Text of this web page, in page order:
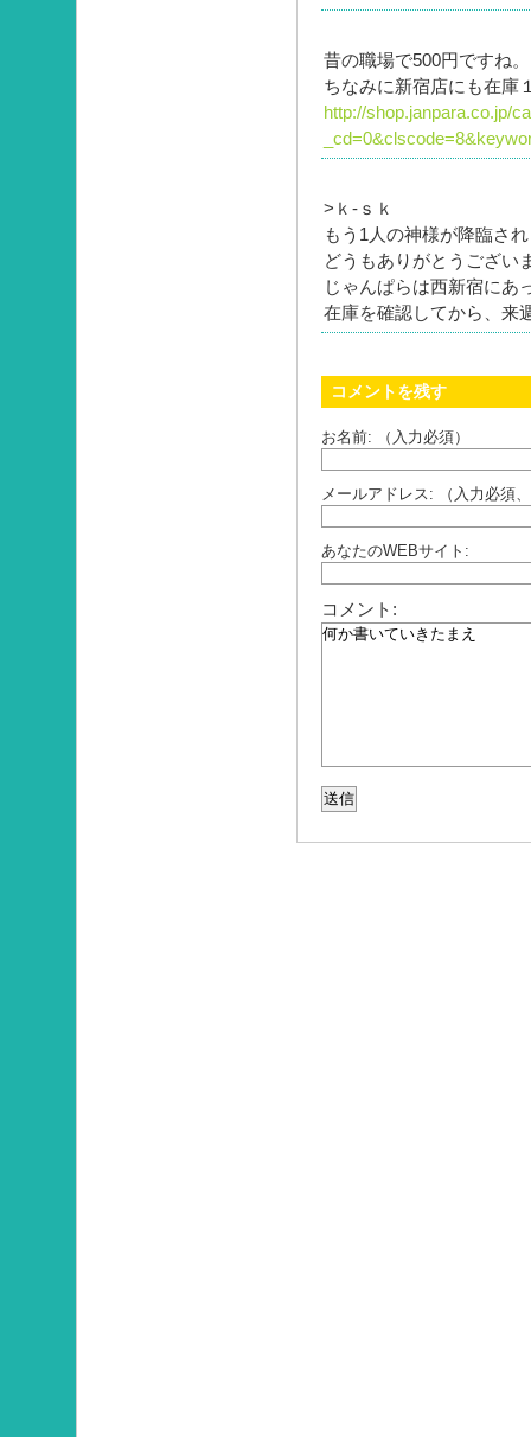
昔の職場で500円ですね。
ちなみに新宿店にも在庫
http://shop.janpara.co.jp/
>ｋ-ｓｋ
もう1人の神様が降臨さ
どうもありがとうござい
じゃんぱらは西新宿にあ
在庫を確認してから、来
コメントを残す
お名前: （入力必須）
メールアドレス: （入力必須
あなたのWEBサイト:
コメント: